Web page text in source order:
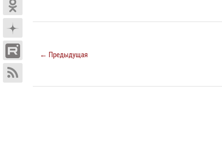
← Предыдущая